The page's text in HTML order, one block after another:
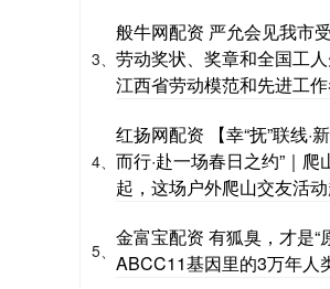
3、
般牛网配资 严允会见我市
劳动奖状、奖章和全国工人
江西省劳动模范和先进工
4、
红扬网配资 【幸“抚”联线·
而行·赴一场春日之约”｜爬
起，这场户外爬山交友活动
5、
金富宝配资 有狐臭，才是“
ABCC11基因里的3万年人